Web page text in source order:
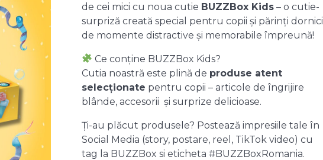
de cei mici cu noua cutie BUZZBox Kids– o cutie-
surpriză creată special pentru copii și părinți dornici
de momente distractive și memorabile împreună!
Ce conține BUZZBox Kids?
Cutia noastră este plină de produse atent
selecționate pentru copii – articole de îngrijire
blânde, accesorii și surprize delicioase.
Ți-au plăcut produsele? Postează impresiile tale în
Social Media (story, postare, reel, TikTok video) cu
tag la BUZZBox si eticheta #BUZZBoxRomania.